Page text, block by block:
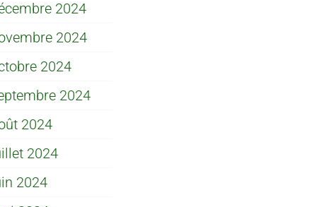
2024
2024
2024
2024
2024
2024
2024